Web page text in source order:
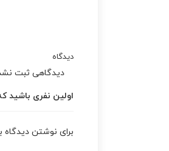
دیدگاه
دیدگاهی ثبت
اولین نفری باشید
برای نوشتن دیدگاه